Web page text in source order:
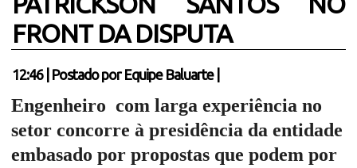
FRONT DA DISPUTA
12:46| Postado por Equipe Baluarte
Engenheiro com larga experiência no
setor concorre à presidência da entidade
embasado por propostas que podem por